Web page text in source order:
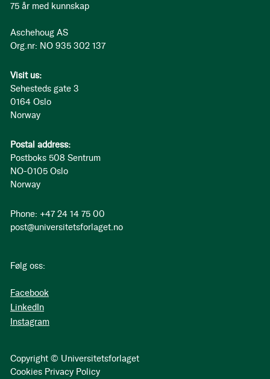
75 år med kunnskap
Aschehoug AS
Org.nr: NO 935 302 137
Visit us:
Sehesteds gate 3
0164 Oslo
Norway
Postal address:
Postboks 508 Sentrum
NO-0105 Oslo
Norway
Phone: +47 24 14 75 00
post@universitetsforlaget.no
Følg oss:
Facebook
LinkedIn
Instagram
Copyright © Universitetsforlaget
Cookies Privacy Policy